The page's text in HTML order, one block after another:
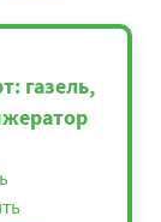
газель,